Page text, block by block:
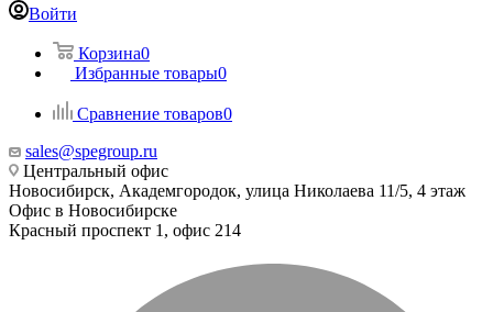
Войти
Корзина0
Избранные товары0
Сравнение товаров0
sales@spegroup.ru
Центральный офис
Новосибирск, Академгородок, улица Николаева 11/5, 4 этаж
Офис в Новосибирске
Красный проспект 1, офис 214